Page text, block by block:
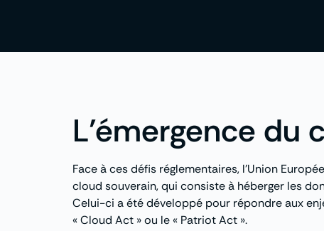
L’émergence du
Face à ces défis réglementaires, l’Union
cloud souverain, qui consiste à héberger les
Celui-ci a été développé pour répondre aux
« Cloud Act » ou le « Patriot Act ».